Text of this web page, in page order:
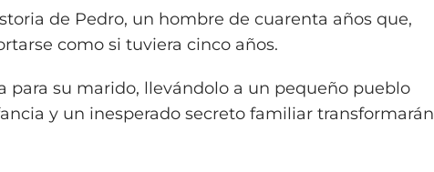
de Pedro, un hombre de cuarenta años que,
como si tuviera cinco años.
para su marido, llevándolo a un pequeño pueblo
y un inesperado secreto familiar transformarán